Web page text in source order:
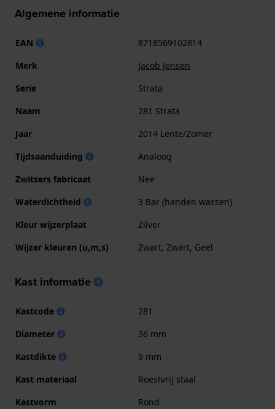
Algemene informatie
EAN
8718569102814
Merk
Jacob Jensen
Serie
Strata
Naam
281 Strata
Jaar
2014 Lente/Zomer
Tijdsaanduiding
Analoog
Zwitsers fabricaat
Nee
Waterdichtheid
3 Bar (handen wassen)
Kleur wijzerplaat
Zilver
Wijzer kleuren (u,m,s)
Zwart, Zwart, Geel
Kast informatie
Kastcode
281
Diameter
36 mm
Kastdikte
9 mm
Kast materiaal
Roestvrij staal
Kastvorm
Rond